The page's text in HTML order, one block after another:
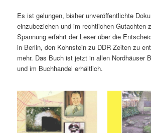
Es ist gelungen, bisher unveröffentlichte
einzubeziehen und im rechtlichen Gutachten
Spannung erfährt der Leser über die
in Berlin, den Kohnstein zu DDR Zeiten zu
mehr. Das Buch ist jetzt in allen Nordhäuser
und im Buchhandel erhältlich.